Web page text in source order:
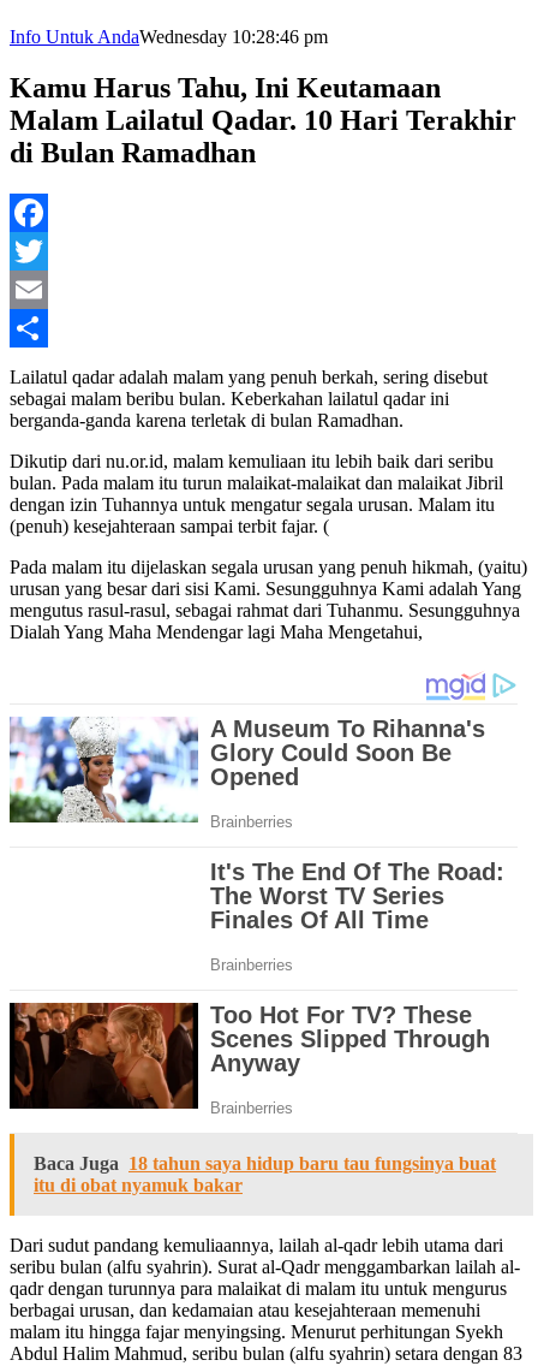
Info Untuk AndaWednesday 10:28:46 pm
Kamu Harus Tahu, Ini Keutamaan
Malam Lailatul Qadar. 10 Hari Terakhir
di Bulan Ramadhan
Facebook
Twitter
Email
Share
Lailatul qadar adalah malam yang penuh berkah, sering disebut
sebagai malam beribu bulan. Keberkahan lailatul qadar ini
berganda-ganda karena terletak di bulan Ramadhan.
Dikutip dari nu.or.id, malam kemuliaan itu lebih baik dari seribu
bulan. Pada malam itu turun malaikat-malaikat dan malaikat Jibril
dengan izin Tuhannya untuk mengatur segala urusan. Malam itu
(penuh) kesejahteraan sampai terbit fajar. (
Pada malam itu dijelaskan segala urusan yang penuh hikmah, (yaitu)
urusan yang besar dari sisi Kami. Sesungguhnya Kami adalah Yang
mengutus rasul-rasul, sebagai rahmat dari Tuhanmu. Sesungguhnya
Dialah Yang Maha Mendengar lagi Maha Mengetahui,
Baca Juga 18 tahun saya hidup baru tau fungsinya buat
itu di obat nyamuk bakar
Dari sudut pandang kemuliaannya, lailah al-qadr lebih utama dari
seribu bulan (alfu syahrin). Surat al-Qadr menggambarkan lailah al-
qadr dengan turunnya para malaikat di malam itu untuk mengurus
berbagai urusan, dan kedamaian atau kesejahteraan memenuhi
malam itu hingga fajar menyingsing. Menurut perhitungan Syekh
Abdul Halim Mahmud, seribu bulan (alfu syahrin) setara dengan 83